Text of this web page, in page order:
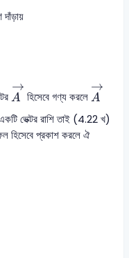
→
A
A→
হিসেবে গণ্য করলে
→
A
A→
ভেক্টর রাশি তাই (4.22 খ)
হিসেবে প্রকাশ করলে ঐ